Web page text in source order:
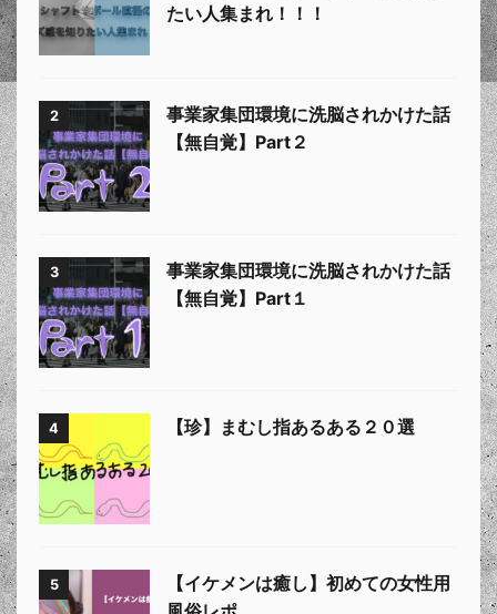
たい人集まれ！！！
2
事業家集団環境に洗脳されかけた話
【無自覚】Part２
3
事業家集団環境に洗脳されかけた話
【無自覚】Part１
4 【珍】まむし指あるある２０選
5
【イケメンは癒し】初めての女性用